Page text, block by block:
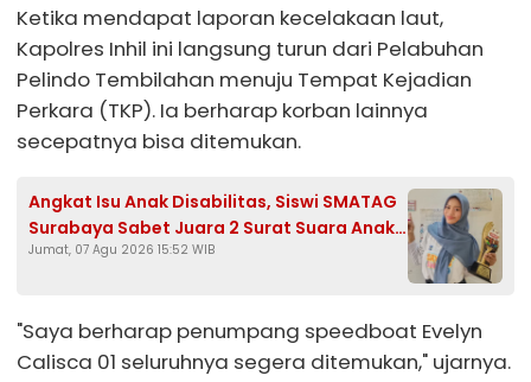
Ketika mendapat laporan kecelakaan laut,
Kapolres Inhil ini langsung turun dari Pelabuhan
Pelindo Tembilahan menuju Tempat Kejadian
Perkara (TKP). Ia berharap korban lainnya
secepatnya bisa ditemukan.
Angkat Isu Anak Disabilitas, Siswi SMATAG
Surabaya Sabet Juara 2 Surat Suara Anak
2026
Jumat, 07 Agu 2026 15:52 WIB
"Saya berharap penumpang speedboat Evelyn
Calisca 01 seluruhnya segera ditemukan," ujarnya.